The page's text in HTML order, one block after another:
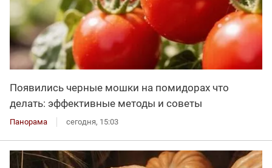
Появились черные мошки на помидорах что
делать: эффективные методы и советы
Панорама сегодня, 15:03